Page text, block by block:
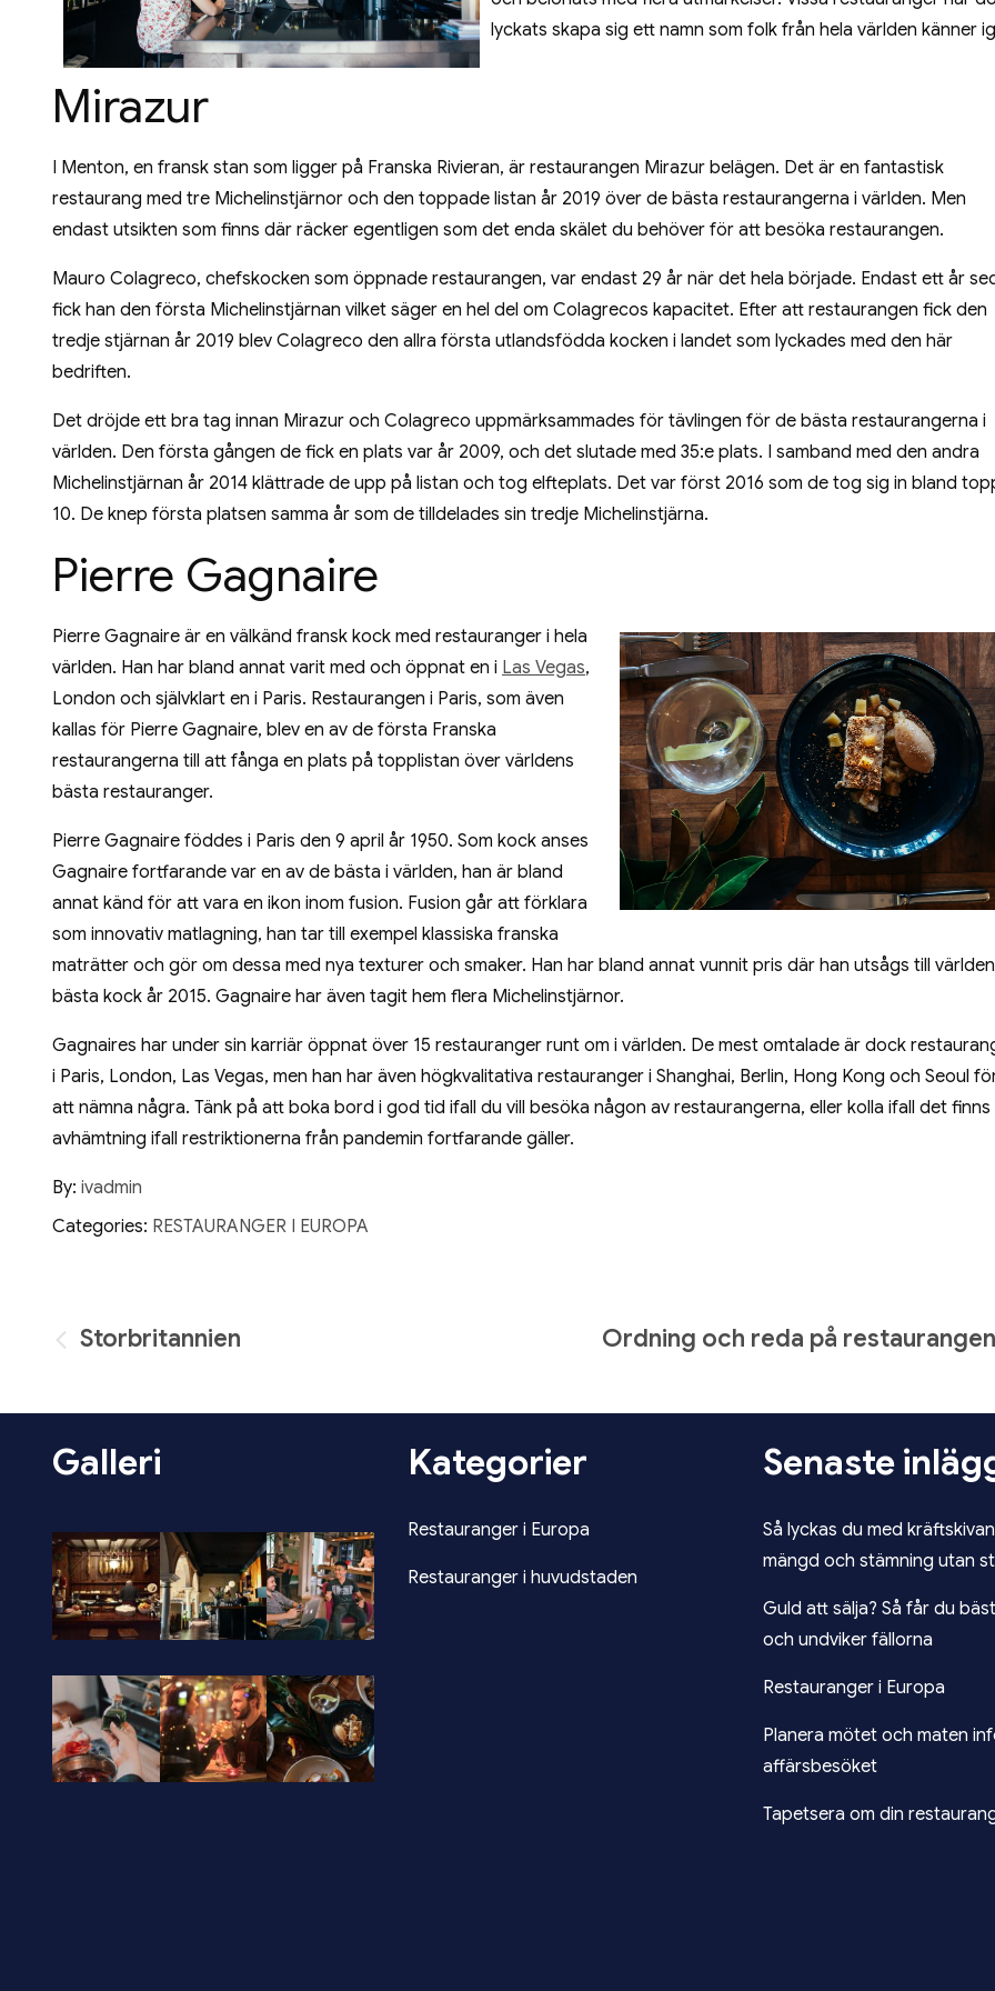
lyckats skapa sig ett namn som folk från hela världen känner
Mirazur
I Menton, en fransk stan som ligger på Franska Rivieran, är restaurangen Mirazur belägen. Det är en fantastisk
restaurang med tre Michelinstjärnor och den toppade listan år 2019 över de bästa restaurangerna i världen. Men
endast utsikten som finns där räcker egentligen som det enda skälet du behöver för att besöka restaurangen.
Mauro Colagreco, chefskocken som öppnade restaurangen, var endast 29 år när det hela började. Endast ett år
fick han den första Michelinstjärnan vilket säger en hel del om Colagrecos kapacitet. Efter att restaurangen fick den
tredje stjärnan år 2019 blev Colagreco den allra första utlandsfödda kocken i landet som lyckades med den här
bedriften.
Det dröjde ett bra tag innan Mirazur och Colagreco uppmärksammades för tävlingen för de bästa restaurangerna i
världen. Den första gången de fick en plats var år 2009, och det slutade med 35:e plats. I samband med den andra
Michelinstjärnan år 2014 klättrade de upp på listan och tog elfteplats. Det var först 2016 som de tog sig in bland
10. De knep första platsen samma år som de tilldelades sin tredje Michelinstjärna.
Pierre Gagnaire
Pierre Gagnaire är en välkänd fransk kock med restauranger i hela
världen. Han har bland annat varit med och öppnat en i Las Vegas,
London och självklart en i Paris. Restaurangen i Paris, som även
kallas för Pierre Gagnaire, blev en av de första Franska
restaurangerna till att fånga en plats på topplistan över världens
bästa restauranger.
Pierre Gagnaire föddes i Paris den 9 april år 1950. Som kock anses
Gagnaire fortfarande var en av de bästa i världen, han är bland
annat känd för att vara en ikon inom fusion. Fusion går att förklara
som innovativ matlagning, han tar till exempel klassiska franska
maträtter och gör om dessa med nya texturer och smaker. Han har bland annat vunnit pris där han utsågs till
bästa kock år 2015. Gagnaire har även tagit hem flera Michelinstjärnor.
Gagnaires har under sin karriär öppnat över 15 restauranger runt om i världen. De mest omtalade är dock
i Paris, London, Las Vegas, men han har även högkvalitativa restauranger i Shanghai, Berlin, Hong Kong och Seoul
att nämna några. Tänk på att boka bord i god tid ifall du vill besöka någon av restaurangerna, eller kolla ifall det finns
avhämtning ifall restriktionerna från pandemin fortfarande gäller.
By: ivadmin
Categories: RESTAURANGER I EUROPA
Inläggsnavigering
Storbritannien Ordning och reda på restaurangen
Galleri Kategorier
Restauranger i Europa
Restauranger i huvudstaden
Senaste
Så lyckas du med
mängd och stämning utan
Guld att sälja? Så får du
och undviker fällorna
Restauranger i Europa
Planera mötet och maten
affärsbesöket
Tapetsera om din